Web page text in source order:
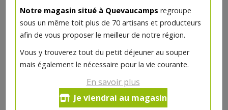
Notre magasin situé à Quevaucamps regroupe
sous un même toit plus de 70 artisans et producteurs
afin de vous proposer le meilleur de notre région.
Vous y trouverez tout du petit déjeuner au souper
mais également le nécessaire pour la vie courante.
En savoir plus
Je viendrai au magasin
Filet de poulet de Gibecq +/-300g